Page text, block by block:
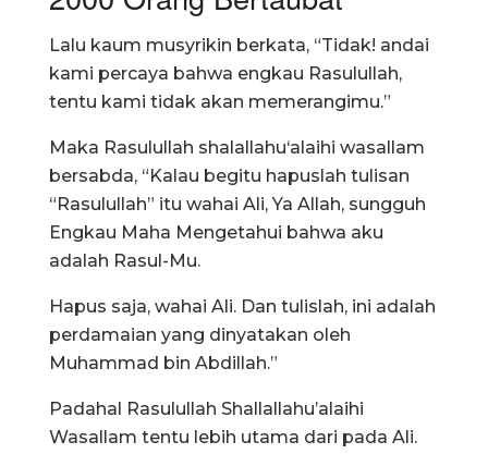
Lalu kaum musyrikin berkata, “Tidak! andai
kami percaya bahwa engkau Rasulullah,
tentu kami tidak akan memerangimu.”
Maka Rasulullah shalallahu‘alaihi wasallam
bersabda, “Kalau begitu hapuslah tulisan
“Rasulullah” itu wahai Ali, Ya Allah, sungguh
Engkau Maha Mengetahui bahwa aku
adalah Rasul-Mu.
Hapus saja, wahai Ali. Dan tulislah, ini adalah
perdamaian yang dinyatakan oleh
Muhammad bin Abdillah.”
Padahal Rasulullah Shallallahu’alaihi
Wasallam tentu lebih utama dari pada Ali.